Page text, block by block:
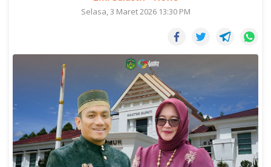
Selasa, 3 Maret 2026 13:30 PM